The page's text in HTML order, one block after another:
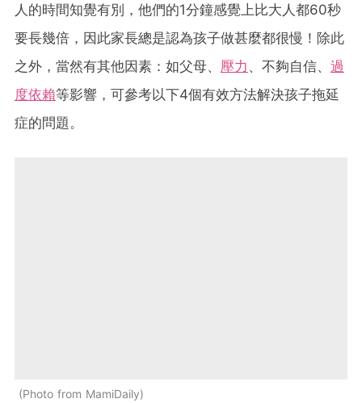
人的時間知覺有別，他們的1分鐘感覺上比大人都60秒
要長幾倍，因此家長總是認為孩子做甚麼都很慢！除此
之外，當然有其他因素：如父母、 壓力 、不夠自信、 過
度依賴等影響，可參考以下4個有效方法解決孩子拖延
症的問題。
Photo from MamiDaily